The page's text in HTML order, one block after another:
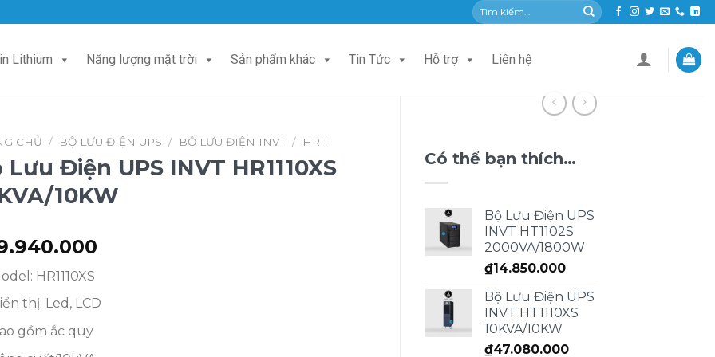
Tìm
kiếm:
Lithium Năng lượng mặt trời Sản phẩm khác Tin Tức Hỗ trợ Liên hệ
Có thể bạn thích…
Bộ Lưu Điện UPS
INVT HT1102S
2000VA/1800W
₫14.850.000
Bộ Lưu Điện UPS
INVT HT1110XS
10KVA/10KW
₫47.080.000
CHỦ / BỘ LƯU ĐIỆN UPS / BỘ LƯU ĐIỆN INVT / HR11
Lưu Điện UPS INVT HR1110XS
10KW
HR1110XS
thị: Led, LCD
gồm ắc quy